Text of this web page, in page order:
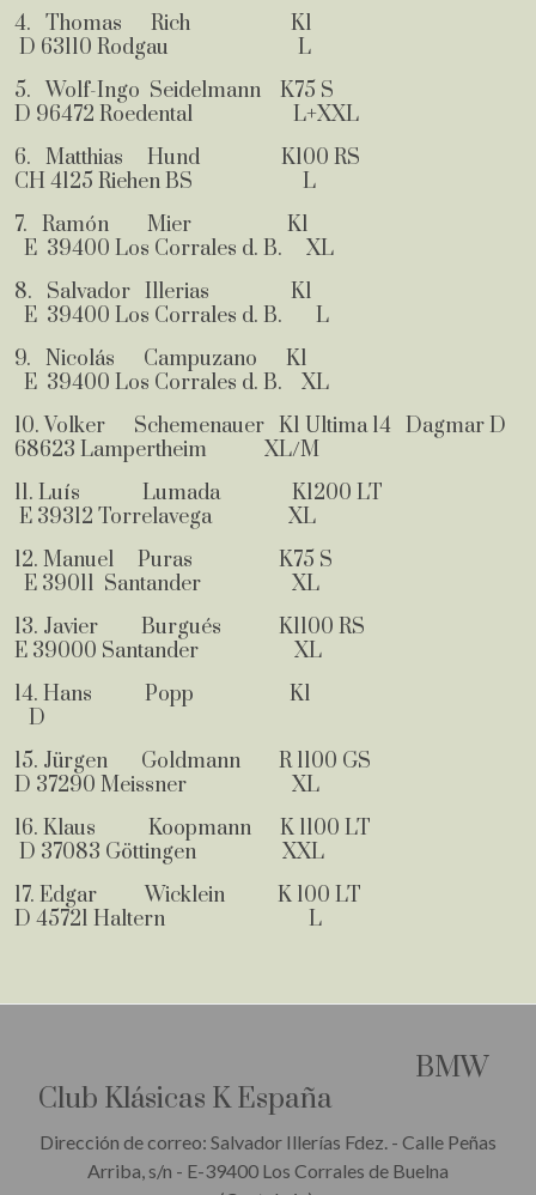
4. Thomas Rich K1
D 63110 Rodgau L
5. Wolf-Ingo Seidelmann K75 S
D 96472 Roedental L+XXL
6. Matthias Hund K100 RS
CH 4125 Riehen BS L
7. Ramón Mier K1
E 39400 Los Corrales d. B. XL
8. Salvador Illerias K1
E 39400 Los Corrales d. B. L
9. Nicolás Campuzano K1
E 39400 Los Corrales d. B. XL
10. Volker Schemenauer K1 Ultima 14 Dagmar D
68623 Lampertheim XL/M
11. Luís Lumada K1200 LT
E 39312 Torrelavega XL
12. Manuel Puras K75 S
E 39011 Santander XL
13. Javier Burgués K1100 RS
E 39000 Santander XL
14. Hans Popp K1
D
15. Jürgen Goldmann R 1100 GS
D 37290 Meissner XL
16. Klaus Koopmann K 1100 LT
D 37083 Göttingen XXL
17. Edgar Wicklein K 100 LT
D 45721 Haltern L
BMW
Club Klásicas K España
Dirección de correo: Salvador Illerías Fdez. - Calle Peñas
Arriba, s/n - E-39400 Los Corrales de Buelna